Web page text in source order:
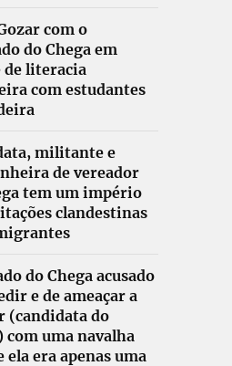
com o
do Chega em
de literacia
com estudantes
militante e
de vereador
tem um império
clandestinas
do Chega acusado
e de ameaçar a
(candidata do
com uma navalha
ela era apenas uma